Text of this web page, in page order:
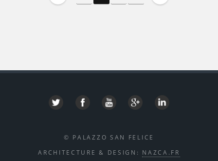
© PALAZZO SAN FELICE
ARCHITECTURE & DESIGN: NAZCA.FR